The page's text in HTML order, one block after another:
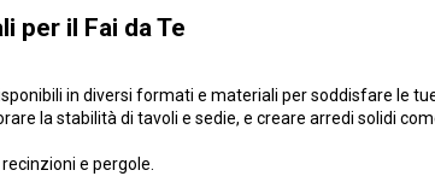
per il Fai da Te
in diversi formati e materiali per soddisfare le
la stabilità di tavoli e sedie, e creare arredi solidi
e pergole.